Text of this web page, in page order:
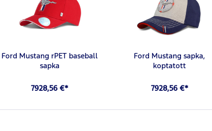
Ford Mustang rPET baseball
sapka
7928,56 €*
Ford Mustang sapka,
koptatott
7928,56 €*